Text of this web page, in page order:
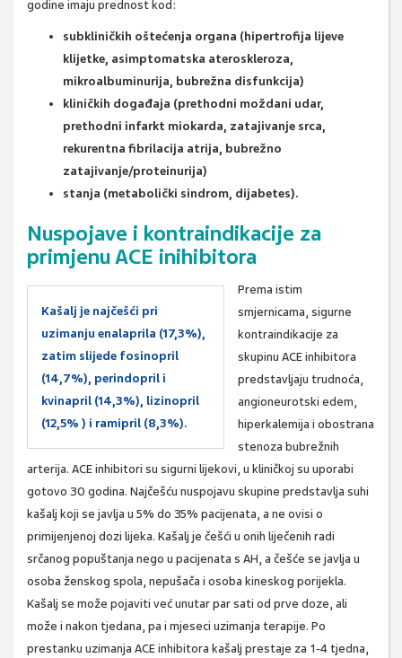
godine imaju prednost kod:
subkliničkih oštećenja organa (hipertrofija lijeve
klijetke, asimptomatska ateroskleroza,
mikroalbuminurija, bubrežna disfunkcija)
kliničkih događaja (prethodni moždani udar,
prethodni infarkt miokarda, zatajivanje srca,
rekurentna fibrilacija atrija, bubrežno
zatajivanje/proteinurija)
stanja (metabolički sindrom, dijabetes).
Nuspojave i kontraindikacije za
primjenu ACE inihibitora
Kašalj je najčešći pri
uzimanju enalaprila (17,3%),
zatim slijede fosinopril
(14,7%), perindopril i
kvinapril (14,3%), lizinopril
(12,5% ) i ramipril (8,3%).
Prema istim
smjernicama, sigurne
kontraindikacije za
skupinu ACE inhibitora
predstavljaju trudnoća,
angioneurotski edem,
hiperkalemija i obostrana
stenoza bubrežnih
arterija. ACE inhibitori su sigurni lijekovi, u kliničkoj su uporabi
gotovo 30 godina. Najčešću nuspojavu skupine predstavlja suhi
kašalj koji se javlja u 5% do 35% pacijenata, a ne ovisi o
primijenjenoj dozi lijeka. Kašalj je češći u onih liječenih radi
srčanog popuštanja nego u pacijenata s AH, a češće se javlja u
osoba ženskog spola, nepušača i osoba kineskog porijekla.
Kašalj se može pojaviti već unutar par sati od prve doze, ali
može i nakon tjedana, pa i mjeseci uzimanja terapije. Po
prestanku uzimanja ACE inhibitora kašalj prestaje za 1-4 tjedna,